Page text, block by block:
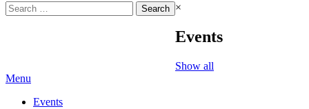
Search
for:
×
Events
Show all
Menu
Events